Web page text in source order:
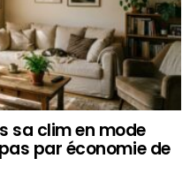
sa clim en mode
par économie de